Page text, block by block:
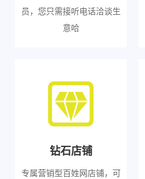
员，您只需接听电话洽谈生
意哈
钻石店铺
专属营销型百姓网店铺，可